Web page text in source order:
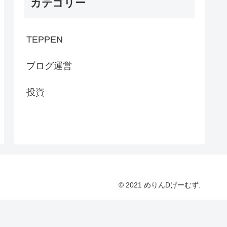
カテゴリー
TEPPEN
ブログ運営
投資
© 2021 めりんDげーむず.